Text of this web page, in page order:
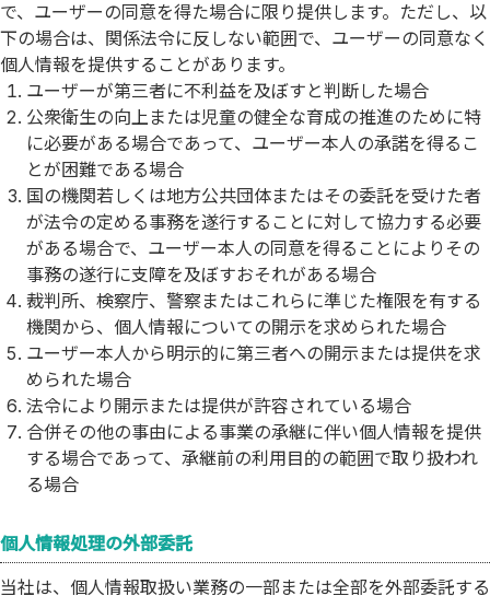
で、ユーザーの同意を得た場合に限り提供します。ただし、以
下の場合は、関係法令に反しない範囲で、ユーザーの同意なく
個人情報を提供することがあります。
ユーザーが第三者に不利益を及ぼすと判断した場合
公衆衛生の向上または児童の健全な育成の推進のために特
に必要がある場合であって、ユーザー本人の承諾を得るこ
とが困難である場合
国の機関若しくは地方公共団体またはその委託を受けた者
が法令の定める事務を遂行することに対して協力する必要
がある場合で、ユーザー本人の同意を得ることによりその
事務の遂行に支障を及ぼすおそれがある場合
裁判所、検察庁、警察またはこれらに準じた権限を有する
機関から、個人情報についての開示を求められた場合
ユーザー本人から明示的に第三者への開示または提供を求
められた場合
法令により開示または提供が許容されている場合
合併その他の事由による事業の承継に伴い個人情報を提供
する場合であって、承継前の利用目的の範囲で取り扱われ
る場合
個人情報処理の外部委託
当社は、個人情報取扱い業務の一部または全部を外部委託する